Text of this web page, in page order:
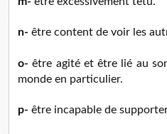
n- être content de voir les
o- être agité et être lié au
monde en particulier.
p- être incapable de